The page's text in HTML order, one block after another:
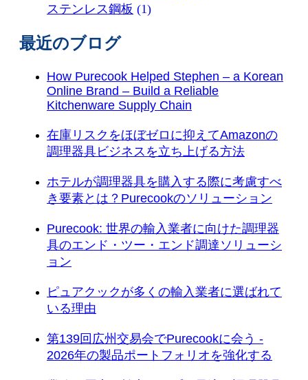
ステンレス鋼板 (1)
最近のブログ
How Purecook Helped Stephen – a Korean
Online Brand – Build a Reliable
Kitchenware Supply Chain
在庫リスクをほぼゼロに抑えてAmazonの
調理器具ビジネスを立ち上げる方法
ホテルが調理器具を購入する際に考慮すべ
き要素とは？Purecookのソリューション
Purecook: 世界の輸入業者に向けた調理器
具のエンド・ツー・エンド調達ソリューシ
ョン
ピュアクックが多くの輸入業者に選ばれて
いる理由
第139回広州交易会でPurecookに会う -
2026年の製品ポートフォリオを強化する